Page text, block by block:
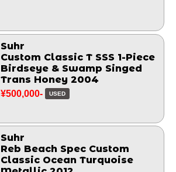
Suhr
Custom Classic T SSS 1-Piece
Birdseye & Swamp Singed
Trans Honey 2004
¥500,000- USED
Suhr
Reb Beach Spec Custom
Classic Ocean Turquoise